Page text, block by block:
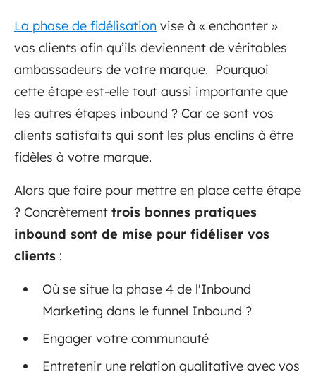
La phase de fidélisation vise à « enchanter »
vos clients afin qu’ils deviennent de véritables
ambassadeurs de votre marque. Pourquoi
cette étape est-elle tout aussi importante que
les autres étapes inbound ? Car ce sont vos
clients satisfaits qui sont les plus enclins à être
fidèles à votre marque.
Alors que faire pour mettre en place cette étape
? Concrètement trois bonnes pratiques
inbound sont de mise pour fidéliser vos
clients :
Où se situe la phase 4 de l'Inbound
Marketing dans le funnel Inbound ?
Engager votre communauté
Entretenir une relation qualitative avec vos